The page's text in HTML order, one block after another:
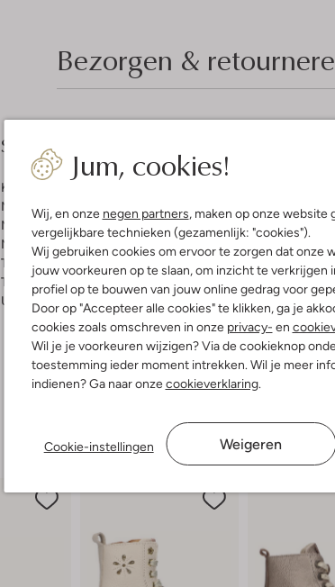
Jum, cookies!
Wij, en onze negen partners, maken op onze website
vergelijkbare technieken (gezamenlijk: "cookies").
Wij gebruiken cookies om ervoor te zorgen dat onze
jouw voorkeuren op te slaan, om inzicht te verkrijgen
profiel op te bouwen van jouw online gedrag voor
Door op "Accepteer alle cookies" te klikken, ga je
cookies zoals omschreven in onze privacy- en
Wil je je voorkeuren wijzigen? Via de cookieknop
toestemming ieder moment intrekken. Wil je meer
indienen? Ga naar onzecookieverklaring.
Cookie-instellingen Weigeren
Bezorgen &
Samenstelling & Pasvorm
Kleur:
Materiaal buitenkant:
Materiaal binnenkant: Leer
Materiaal zool:
Rubber
Type sluiting:
Rits
Type neus: Ronde Neus
Uitneembaar voetbed:
Maak
voor
uit.